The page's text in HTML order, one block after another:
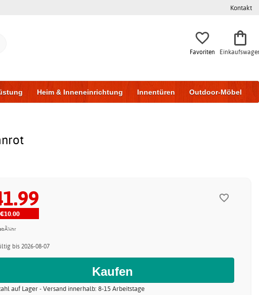
Kontakt
Favoriten
Heim & Inneneinrichtung Innentüren Outdoor-Möbel
€10.00
bis 2026-08-07
auf Lager - Versand innerhalb: 8-15 Arbeitstage